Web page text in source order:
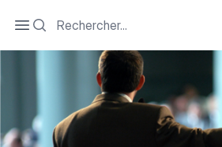
Open sidebar
Search